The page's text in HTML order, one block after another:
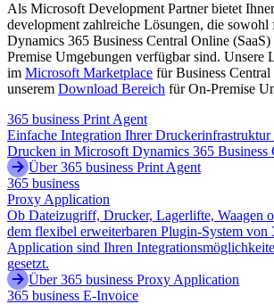
Als Microsoft Development Partner bietet
development zahlreiche Lösungen, die
Dynamics 365 Business Central Online
Premise Umgebungen verfügbar sind. Unsere
im Microsoft Marketplace für Business
unserem Download Bereich für On-Premise
365 business Print Agent
Einfache Integration Ihrer Druckerinfrastruktur
Drucken in Microsoft Dynamics 365 Business
Über 365 business Print Agent
365 business
Proxy Application
Ob Dateizugriff, Drucker, Lagerlifte, Waagen
dem flexibel erweiterbaren Plugin-System von
Application sind Ihren
gesetzt.
Über 365 business Proxy Application
365 business E-Invoice